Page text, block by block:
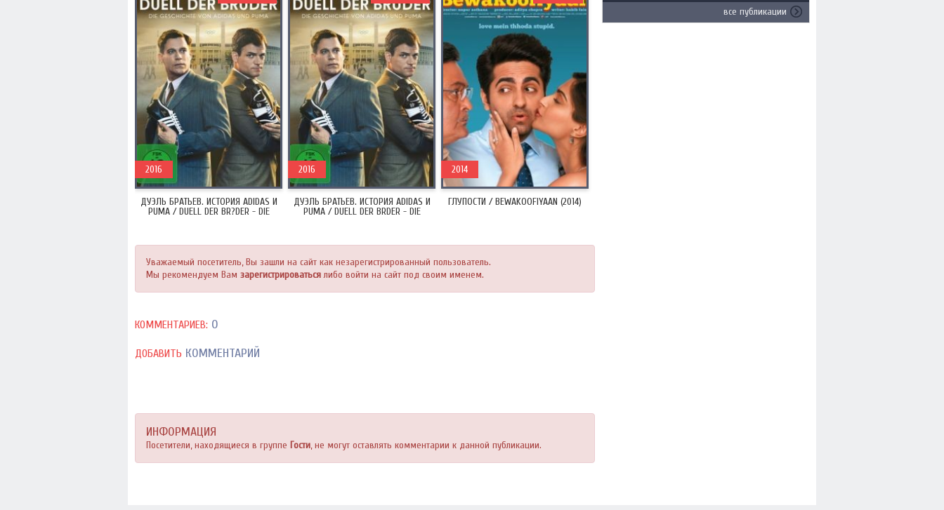
ДУЭЛЬ БРАТЬЕВ. ИСТОРИЯ ADIDAS И
PUMA / DUELL DER BR?DER - DIE
2016
ДУЭЛЬ БРАТЬЕВ. ИСТОРИЯ ADIDAS И
PUMA / DUELL DER BRDER - DIE
2016
ГЛУПОСТИ / BEWAKOOFIYAAN (2014)
2014
Уважаемый посетитель, Вы зашли на сайт как незарегистрированный пользователь.
Мы рекомендуем Вам зарегистрироватьсялибо войти на сайт под своим именем.
КОММЕНТАРИЕВ: 0
ДОБАВИТЬ КОММЕНТАРИЙ
ИНФОРМАЦИЯ
Посетители, находящиеся в группе Гости, не могут оставлять комментарии к данной публикации.
все публикации